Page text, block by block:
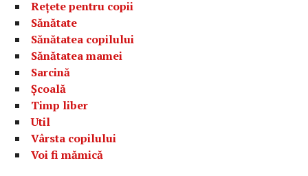
Rețete pentru copii
Sănătate
Sănătatea copilului
Sănătatea mamei
Sarcină
Școală
Timp liber
Util
Vârsta copilului
Voi fi mămică